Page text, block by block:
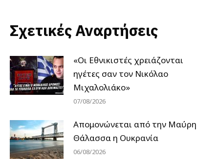
Σχετικές Αναρτήσεις
«Οι Εθνικιστές χρειάζονται
ηγέτες σαν τον Νικόλαο
Μιχαλολιάκο»
07/08/2026
Απομονώνεται από την Μαύρη
Θάλασσα η Ουκρανία
06/08/2026